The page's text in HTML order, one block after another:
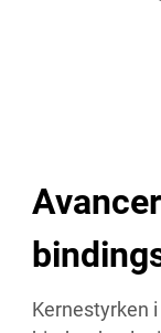
Kernestyrken